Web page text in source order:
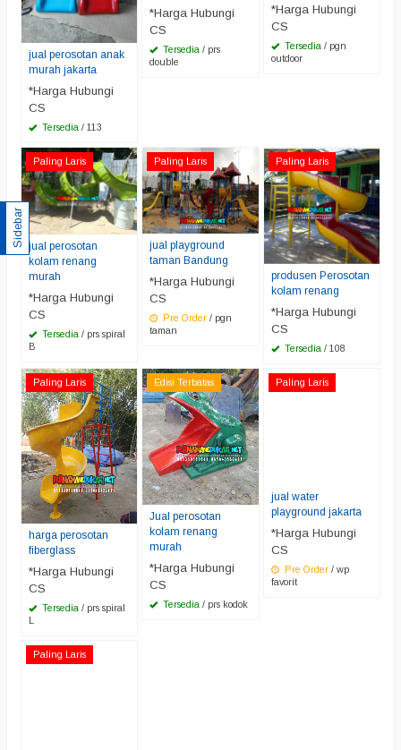
jual perosotan anak
murah jakarta
*Harga Hubungi
CS
Tersedia / 113
*Harga Hubungi
CS
Tersedia / prs
double
*Harga Hubungi
CS
Tersedia / pgn
outdoor
Paling Laris
jual perosotan
kolam renang
murah
*Harga Hubungi
CS
Tersedia / prs spiral
B
Paling Laris
jual playground
taman Bandung
*Harga Hubungi
CS
Pre Order / pgn
taman
Paling Laris
produsen Perosotan
kolam renang
*Harga Hubungi
CS
Tersedia / 108
Paling Laris
harga perosotan
fiberglass
*Harga Hubungi
CS
Tersedia / prs spiral
L
Edisi Terbatas
Jual perosotan
kolam renang
murah
*Harga Hubungi
CS
Tersedia / prs kodok
Paling Laris
jual water
playground jakarta
*Harga Hubungi
CS
Pre Order/ wp
favorit
Paling Laris
Sidebar